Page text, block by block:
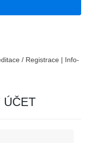
/ Registrace | Info-
ÚČET